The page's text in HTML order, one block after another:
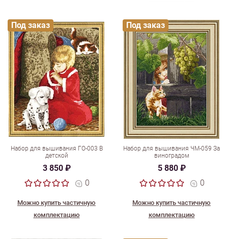
Набор для вышивания ГО-003 В
детской
3 850 ₽
0
Можно купить частичную
комплектацию
Под заказ
Набор для вышивания ЧМ-059 За
виноградом
5 880 ₽
0
Можно купить частичную
комплектацию
Под заказ